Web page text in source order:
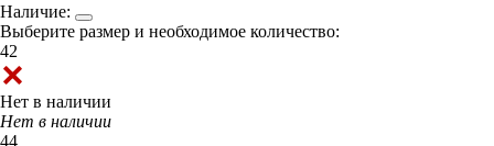
Наличие:
Выберите размер и необходимое количество:
42
Нет в наличии
Нет в наличии
44